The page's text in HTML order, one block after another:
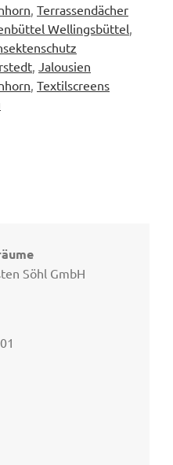
Terrassendächer
Wellingsbüttel
Jalousien
Textilscreens
Söhl GmbH